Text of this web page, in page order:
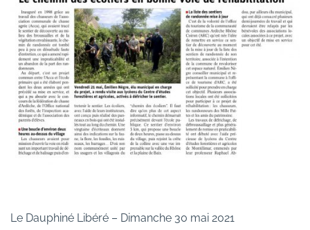
Le Dauphiné Libéré – Dimanche 30 mai 2021